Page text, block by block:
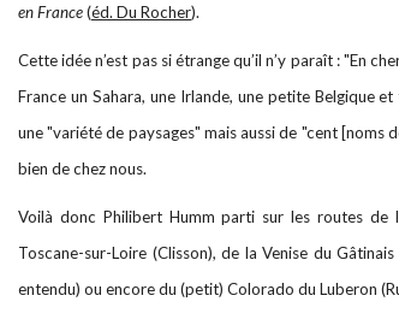
en France(éd. Du Rocher).
Cette idée n’est pas si étrange qu’il n’y paraît : "En
France un Sahara, une Irlande, une petite Belgique
une "variété de paysages" mais aussi de "cent [noms
bien de chez nous.
Voilà donc Philibert Humm parti sur les routes de
Toscane-sur-Loire (Clisson), de la Venise du Gâtinais
entendu) ou encore du (petit) Colorado du Luberon